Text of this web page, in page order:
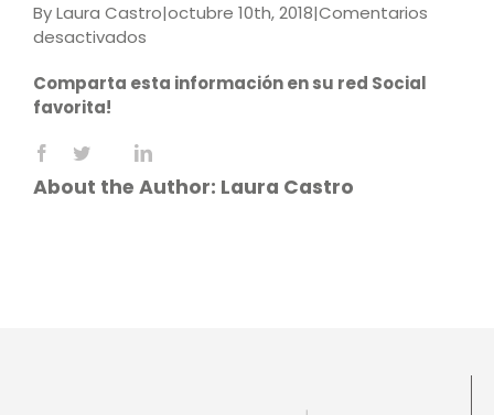
ByLaura Castro|octubre 10th, 2018|Comentarios
desactivados
inclusiva
Comparta esta información en su red Social
favorita!
Facebook
X RedditLinkedIn
About the Author: Laura Castro